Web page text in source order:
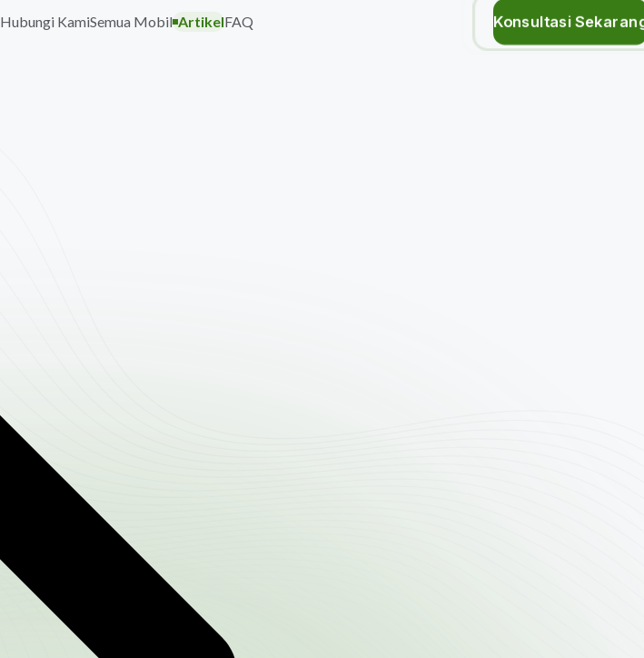
Hubungi KamiSemua Mobil ArtikelFAQ Konsultasi